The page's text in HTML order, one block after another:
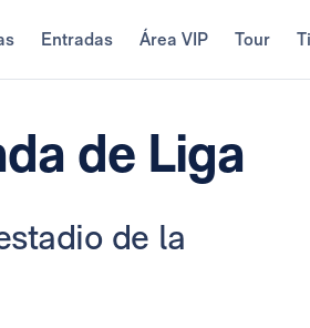
Entradas Área VIP Tour
de Liga
de la